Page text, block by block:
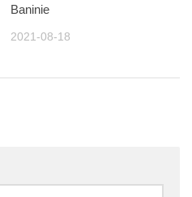
Baninie
2021-08-18